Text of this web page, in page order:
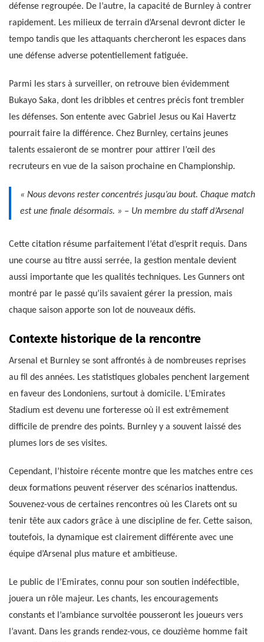
défense regroupée. De l’autre, la capacité de Burnley à contrer
rapidement. Les milieux de terrain d’Arsenal devront dicter le
tempo tandis que les attaquants chercheront les espaces dans
une défense adverse potentiellement fatiguée.
Parmi les stars à surveiller, on retrouve bien évidemment
Bukayo Saka, dont les dribbles et centres précis font trembler
les défenses. Son entente avec Gabriel Jesus ou Kai Havertz
pourrait faire la différence. Chez Burnley, certains jeunes
talents essaieront de se montrer pour attirer l’œil des
recruteurs en vue de la saison prochaine en Championship.
« Nous devons rester concentrés jusqu’au bout. Chaque match
est une finale désormais. » – Un membre du staff d’Arsenal
Cette citation résume parfaitement l’état d’esprit requis. Dans
une course au titre aussi serrée, la gestion mentale devient
aussi importante que les qualités techniques. Les Gunners ont
montré par le passé qu’ils savaient gérer la pression, mais
chaque saison apporte son lot de nouveaux défis.
Contexte historique de la rencontre
Arsenal et Burnley se sont affrontés à de nombreuses reprises
au fil des années. Les statistiques globales penchent largement
en faveur des Londoniens, surtout à domicile. L’Emirates
Stadium est devenu une forteresse où il est extrêmement
difficile de prendre des points. Burnley y a souvent laissé des
plumes lors de ses visites.
Cependant, l’histoire récente montre que les matches entre ces
deux formations peuvent réserver des scénarios inattendus.
Souvenez-vous de certaines rencontres où les Clarets ont su
tenir tête aux cadors grâce à une discipline de fer. Cette saison,
toutefois, la dynamique est clairement différente avec une
équipe d’Arsenal plus mature et ambitieuse.
Le public de l’Emirates, connu pour son soutien indéfectible,
jouera un rôle majeur. Les chants, les encouragements
constants et l’ambiance survoltée pousseront les joueurs vers
l’avant. Dans les grands rendez-vous, ce douzième homme fait